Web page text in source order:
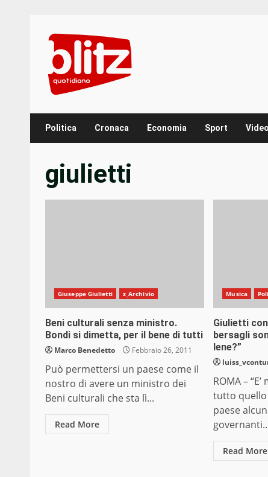
content
Politica Cronaca Economia Sport Video
giulietti
Giuseppe Giulietti z_Archivio
Beni culturali senza ministro.
Bondi si dimetta, per il bene di tutti
Marco Benedetto Febbraio 26, 2011
Può permettersi un paese come il
nostro di avere un ministro dei
Beni culturali che sta lì...
Read More
Musica
Giulietti
bersagli
Iene?”
ROMA –
tutto quello
paese
Read More